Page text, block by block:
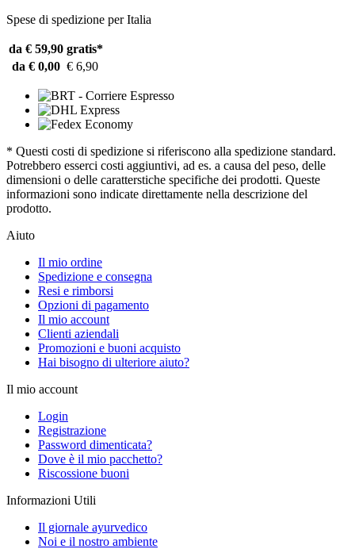
Spese di spedizione per Italia
da € 59,90 gratis*
da € 0,00 € 6,90
* Questi costi di spedizione si riferiscono alla spedizione standard.
Potrebbero esserci costi aggiuntivi, ad es. a causa del peso, delle
dimensioni o delle caratterstiche specifiche dei prodotti. Queste
informazioni sono indicate direttamente nella descrizione del
prodotto.
Aiuto
Il mio ordine
Spedizione e consegna
Resi e rimborsi
Opzioni di pagamento
Il mio account
Clienti aziendali
Promozioni e buoni acquisto
Hai bisogno di ulteriore aiuto?
Il mio account
Login
Registrazione
Password dimenticata?
Dove è il mio pacchetto?
Riscossione buoni
Informazioni Utili
Il giornale ayurvedico
Noi e il nostro ambiente